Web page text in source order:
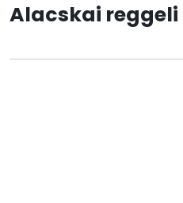
Alacskai reggeli